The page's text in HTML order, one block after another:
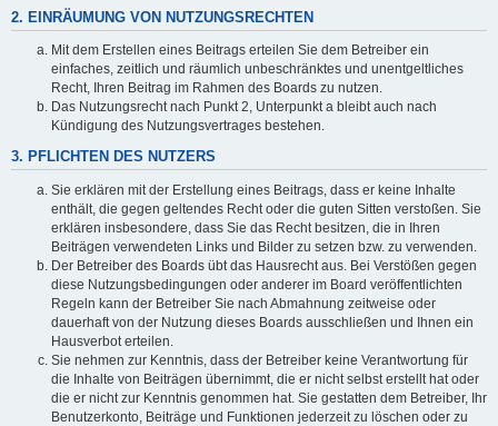
2. EINRÄUMUNG VON NUTZUNGSRECHTEN
Mit dem Erstellen eines Beitrags erteilen Sie dem Betreiber ein
einfaches, zeitlich und räumlich unbeschränktes und unentgeltliches
Recht, Ihren Beitrag im Rahmen des Boards zu nutzen.
Das Nutzungsrecht nach Punkt 2, Unterpunkt a bleibt auch nach
Kündigung des Nutzungsvertrages bestehen.
3. PFLICHTEN DES NUTZERS
Sie erklären mit der Erstellung eines Beitrags, dass er keine Inhalte
enthält, die gegen geltendes Recht oder die guten Sitten verstoßen. Sie
erklären insbesondere, dass Sie das Recht besitzen, die in Ihren
Beiträgen verwendeten Links und Bilder zu setzen bzw. zu verwenden.
Der Betreiber des Boards übt das Hausrecht aus. Bei Verstößen gegen
diese Nutzungsbedingungen oder anderer im Board veröffentlichten
Regeln kann der Betreiber Sie nach Abmahnung zeitweise oder
dauerhaft von der Nutzung dieses Boards ausschließen und Ihnen ein
Hausverbot erteilen.
Sie nehmen zur Kenntnis, dass der Betreiber keine Verantwortung für
die Inhalte von Beiträgen übernimmt, die er nicht selbst erstellt hat oder
die er nicht zur Kenntnis genommen hat. Sie gestatten dem Betreiber, Ihr
Benutzerkonto, Beiträge und Funktionen jederzeit zu löschen oder zu